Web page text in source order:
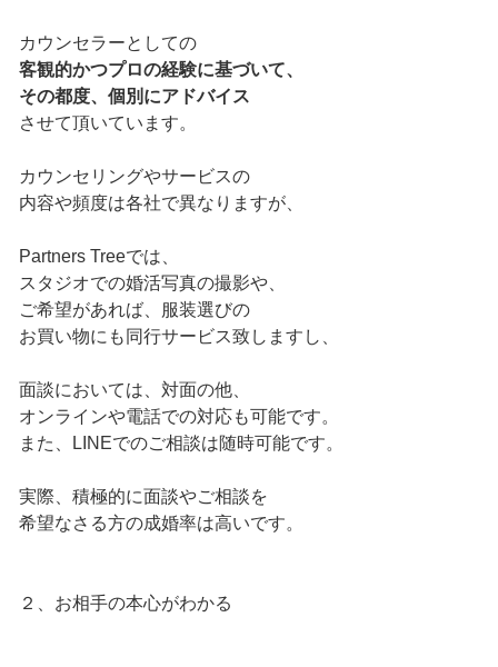
カウンセラーとしての
客観的かつプロの経験に基づいて、
その都度、個別にアドバイス
させて頂いています。
カウンセリングやサービスの
内容や頻度は各社で異なりますが、
Partners Treeでは、
スタジオでの婚活写真の撮影や、
ご希望があれば、服装選びの
お買い物にも同行サービス致しますし、
面談においては、対面の他、
オンラインや電話での対応も可能です。
また、LINEでのご相談は随時可能です。
実際、積極的に面談やご相談を
希望なさる方の成婚率は高いです。
２、お相手の本心がわかる